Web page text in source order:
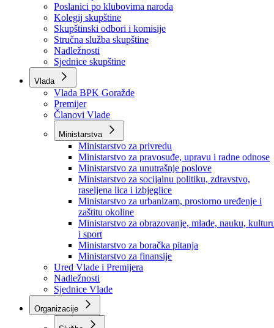
Skupština BPK Goražde
Rukovodstvo
Poslanici po strankama
Poslanici po klubovima naroda
Kolegij skupštine
Skupštinski odbori i komisije
Stručna služba skupštine
Nadležnosti
Sjednice skupštine
Vlada
Vlada BPK Goražde
Premijer
Članovi Vlade
Ministarstva
Ministarstvo za privredu
Ministarstvo za pravosuđe, upravu i radne odnose
Ministarstvo za unutrašnje poslove
Ministarstvo za socijalnu politiku, zdravstvo,
raseljena lica i izbjeglice
Ministarstvo za urbanizam, prostorno uređenje i
zaštitu okoline
Ministarstvo za obrazovanje, mlade, nauku,
i sport
Ministarstvo za boračka pitanja
Ministarstvo za finansije
Ured Vlade i Premijera
Nadležnosti
Sjednice Vlade